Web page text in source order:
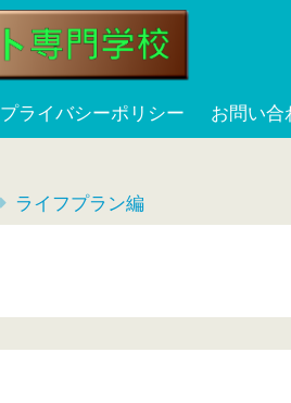
プライバシーポリシー お問い合
ライフプラン編